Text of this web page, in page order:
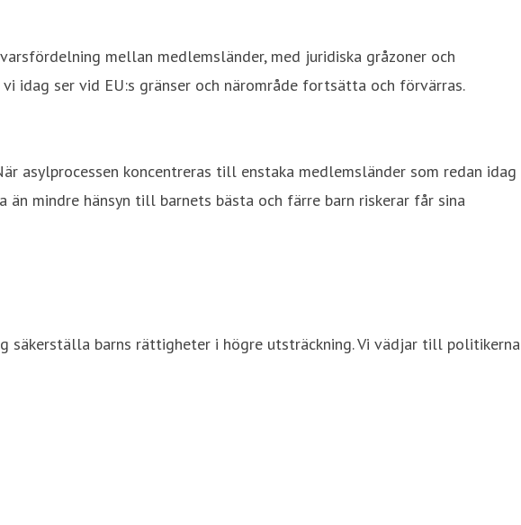
mellan medlemsländer, med juridiska gråzoner och
idag ser vid EU:s gränser och närområde fortsätta och förvärras.
asylprocessen koncentreras till enstaka medlemsländer som redan idag
mindre hänsyn till barnets bästa och färre barn riskerar får sina
barns rättigheter i högre utsträckning. Vi vädjar till politikerna